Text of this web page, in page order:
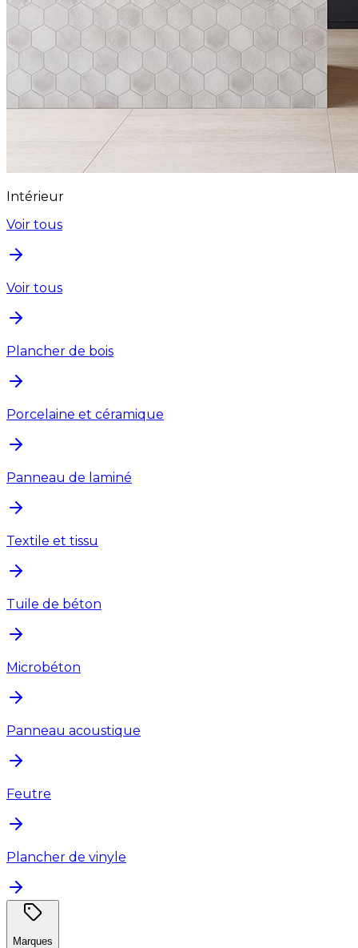
Intérieur
Voir tous
Voir tous
Plancher de bois
Porcelaine et céramique
Panneau de laminé
Textile et tissu
Tuile de béton
Microbéton
Panneau acoustique
Feutre
Plancher de vinyle
Marques